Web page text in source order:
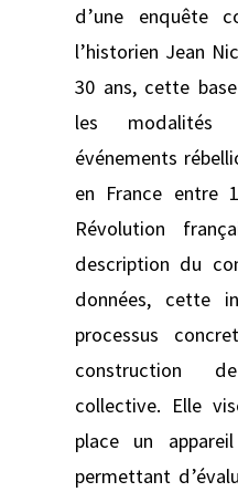
d’une enquête
l’historien Jean
30 ans, cette
les modalités
événements
en France entre
Révolution
description du
données, cette
processus
construction
collective. Elle
place un
permettant